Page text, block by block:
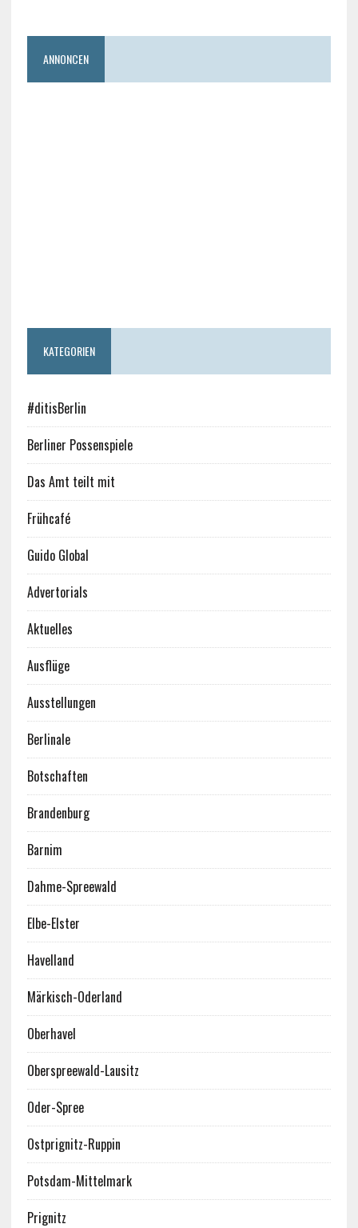
ANNONCEN
KATEGORIEN
#ditisBerlin
Berliner Possenspiele
Das Amt teilt mit
Frühcafé
Guido Global
Advertorials
Aktuelles
Ausflüge
Ausstellungen
Berlinale
Botschaften
Brandenburg
Barnim
Dahme-Spreewald
Elbe-Elster
Havelland
Märkisch-Oderland
Oberhavel
Oberspreewald-Lausitz
Oder-Spree
Ostprignitz-Ruppin
Potsdam-Mittelmark
Prignitz